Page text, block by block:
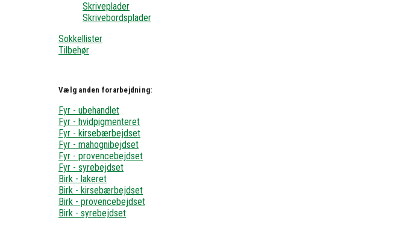
Skriveplader
Skrivebordsplader
Sokkellister
Tilbehør
Vælg anden forarbejdning:
Fyr - ubehandlet
Fyr - hvidpigmenteret
Fyr - kirsebærbejdset
Fyr - mahognibejdset
Fyr - provencebejdset
Fyr - syrebejdset
Birk - lakeret
Birk - kirsebærbejdset
Birk - provencebejdset
Birk - syrebejdset